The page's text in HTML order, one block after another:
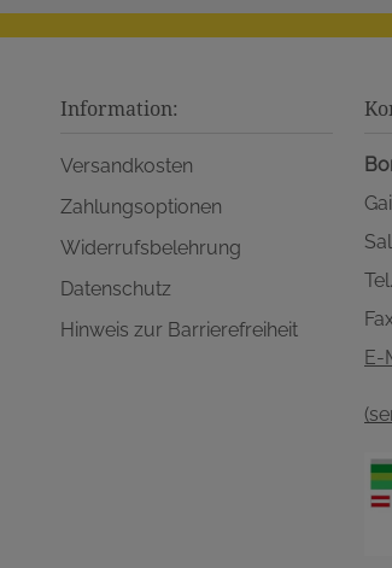
Information:
Versandkosten
Zahlungsoptionen
Widerrufsbelehrung
Datenschutz
Hinweis zur Barrierefreiheit
E-